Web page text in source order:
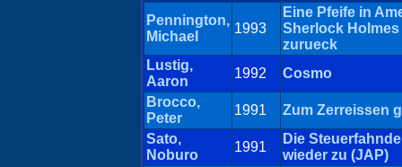
Pennington,
Michael
1993
Eine Pfeife in
Sherlock
zurueck
Lustig,
Aaron
1992
Cosmo
Brocco,
Peter
1991
Zum Zerreissen
Sato,
Noburo
1991
Die
wieder zu (JAP)